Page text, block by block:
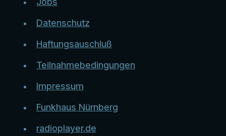
Datenschutz
Haftungsauschluß
Teilnahmebedingungen
Impressum
Funkhaus Nürnberg
radioplayer.de